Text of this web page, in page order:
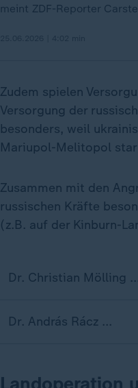
meint ZDF-Reporter
Zudem spielen
Versorgung der
besonders, weil
Mariupol-Melitopol
Zusammen mit den
russischen Kräfte
(z.B. auf der Kinburn-
Dr. Christian Mölling
Dr. András Rácz ...